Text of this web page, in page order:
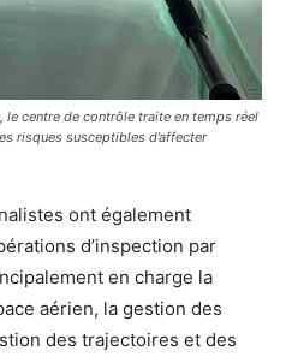
centre de contrôle traite en temps réel
risques susceptibles d’affecter
ont également
d’inspection par
en charge la
aérien, la gestion des
des trajectoires et des